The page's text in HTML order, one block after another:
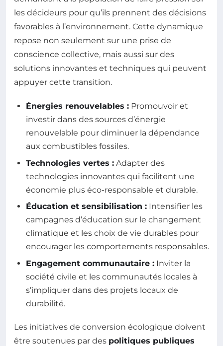
les décideurs pour qu’ils prennent des décisions
favorables à l’environnement. Cette dynamique
repose non seulement sur une prise de
conscience collective, mais aussi sur des
solutions innovantes et techniques qui peuvent
appuyer cette transition.
Énergies renouvelables : Promouvoir et
investir dans des sources d’énergie
renouvelable pour diminuer la dépendance
aux combustibles fossiles.
Technologies vertes : Adapter des
technologies innovantes qui facilitent une
économie plus éco-responsable et durable.
Éducation et sensibilisation : Intensifier les
campagnes d’éducation sur le changement
climatique et les choix de vie durables pour
encourager les comportements responsables.
Engagement communautaire : Inviter la
société civile et les communautés locales à
s’impliquer dans des projets locaux de
durabilité.
Les initiatives de conversion écologique doivent
être soutenues par des politiques publiques